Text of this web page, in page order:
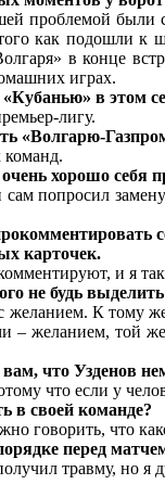
проблемой были
как подошли к
в конце
играх.
в этом
лигу.
«Волгарю-
команд.
хорошо себя
попросил
карточек.
и я
не будь
желанием. К тому
желанием, той
что Узденов
что если у
в своей команде?
говорить, что
перед
травму, но я